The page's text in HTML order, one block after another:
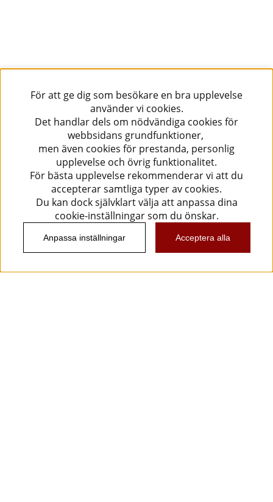
För att ge dig som besökare en bra upplevelse
använder vi cookies.
Det handlar dels om nödvändiga cookies för
webbsidans grundfunktioner,
men även cookies för prestanda, personlig
upplevelse och övrig funktionalitet.
För bästa upplevelse rekommenderar vi att du
accepterar samtliga typer av cookies.
Du kan dock självklart välja att anpassa dina
cookie-inställningar som du önskar.
Anpassa inställningar Acceptera alla